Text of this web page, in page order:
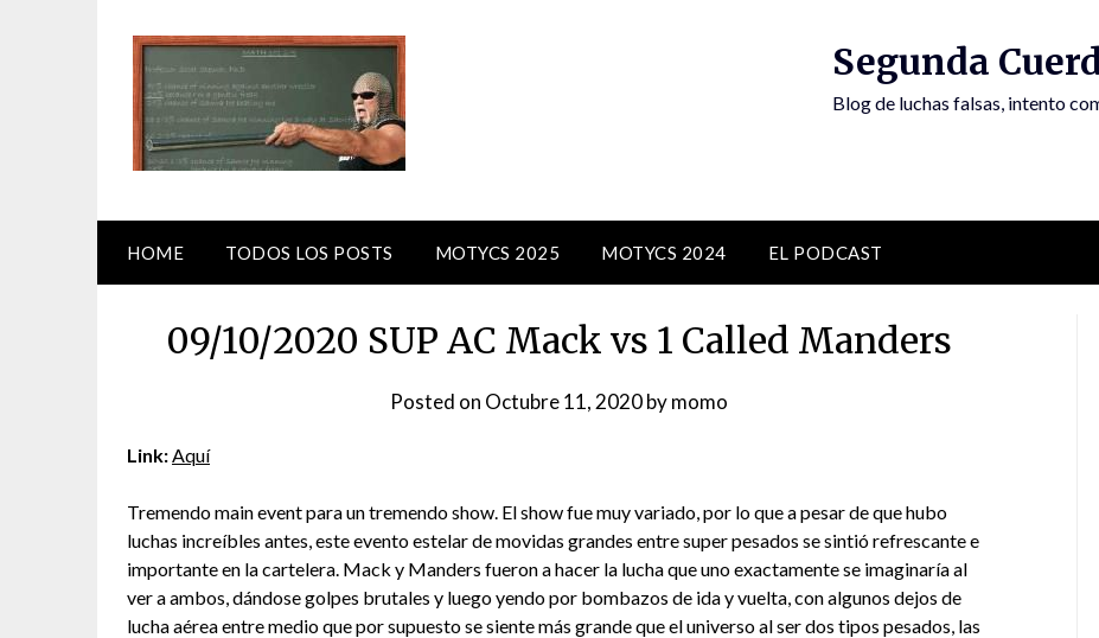
Segunda
Blog de luchas falsas, intento
HOME TODOS LOS POSTS MOTYCS 2025 MOTYCS 2024 EL PODCAST
09/10/2020 SUP AC Mack vs 1 Called Manders
Posted on Octubre 11, 2020bymomo
Link:Aquí
Tremendo main event para un tremendo show. El show fue muy variado, por lo que a pesar de que hubo
luchas increíbles antes, este evento estelar de movidas grandes entre super pesados se sintió refrescante e
importante en la cartelera. Mack y Manders fueron a hacer la lucha que uno exactamente se imaginaría al
ver a ambos, dándose golpes brutales y luego yendo por bombazos de ida y vuelta, con algunos dejos de
lucha aérea entre medio que por supuesto se siente más grande que el universo al ser dos tipos pesados, las